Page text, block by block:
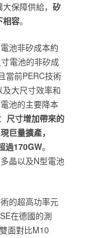
保障供給，‎ ‎矽
相容‎‎。‎
池非矽成本約
電池的非矽成
當前PERC技術
大尺寸效率和
池的主要降本
‎尺寸增加帶來的
巨量擴產，
過170GW‎‎。
晶以及N型電池
的超高功率元
在德國的測
面對比M10